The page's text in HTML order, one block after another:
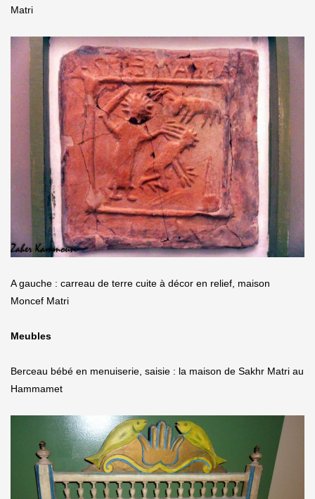
Matri
A gauche : carreau de terre cuite à décor en relief, maison
Moncef Matri
Meubles
Berceau bébé en menuiserie, saisie : la maison de Sakhr Matri au
Hammamet